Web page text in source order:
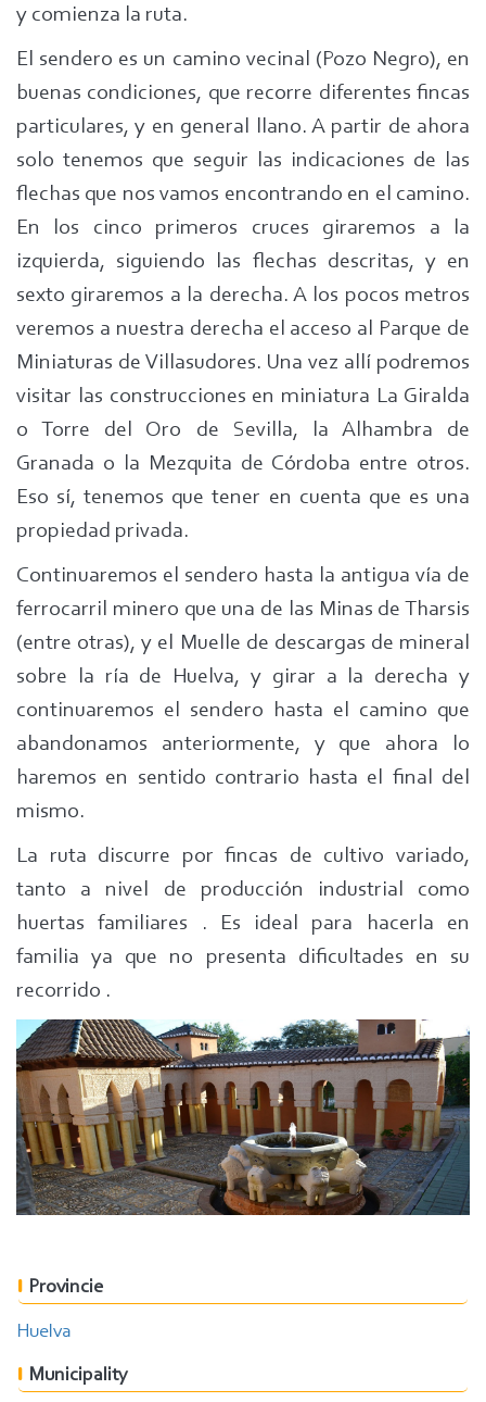
y comienza la ruta.
El sendero es un camino vecinal (Pozo Negro), en
buenas condiciones, que recorre diferentes fincas
particulares, y en general llano. A partir de ahora
solo tenemos que seguir las indicaciones de las
flechas que nos vamos encontrando en el camino.
En los cinco primeros cruces giraremos a la
izquierda, siguiendo las flechas descritas, y en
sexto giraremos a la derecha. A los pocos metros
veremos a nuestra derecha el acceso al Parque de
Miniaturas de Villasudores. Una vez allí podremos
visitar las construcciones en miniatura La Giralda
o Torre del Oro de Sevilla, la Alhambra de
Granada o la Mezquita de Córdoba entre otros.
Eso sí, tenemos que tener en cuenta que es una
propiedad privada.
Continuaremos el sendero hasta la antigua vía de
ferrocarril minero que una de las Minas de Tharsis
(entre otras), y el Muelle de descargas de mineral
sobre la ría de Huelva, y girar a la derecha y
continuaremos el sendero hasta el camino que
abandonamos anteriormente, y que ahora lo
haremos en sentido contrario hasta el final del
mismo.
La ruta discurre por fincas de cultivo variado,
tanto a nivel de producción industrial como
huertas familiares . Es ideal para hacerla en
familia ya que no presenta dificultades en su
recorrido .
Provincie
Huelva
Municipality